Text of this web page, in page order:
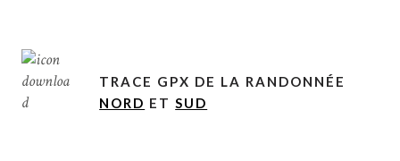
TRACE GPX DE LA RANDONNÉE
NORD ETSUD